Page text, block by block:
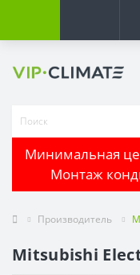
Минимальная
Монтаж
Производитель
Mitsubishi